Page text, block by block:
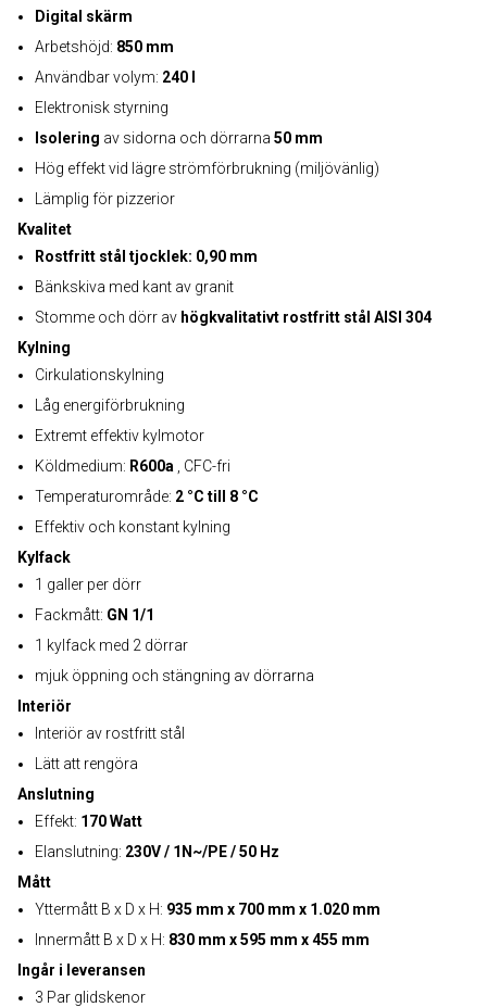
Digital skärm
Arbetshöjd: 850 mm
Användbar volym: 240 l
Elektronisk styrning
Isolering av sidorna och dörrarna 50 mm
Hög effekt vid lägre strömförbrukning (miljövänlig)
Lämplig för pizzerior
Kvalitet
Rostfritt stål tjocklek: 0,90 mm
Bänkskiva med kant av granit
Stomme och dörr av högkvalitativt rostfritt stål AISI 304
Kylning
Cirkulationskylning
Låg energiförbrukning
Extremt effektiv kylmotor
Köldmedium: R600a , CFC-fri
Temperaturområde: 2 °C till 8 °C
Effektiv och konstant kylning
Kylfack
1 galler per dörr
Fackmått: GN 1/1
1 kylfack med 2 dörrar
mjuk öppning och stängning av dörrarna
Interiör
Interiör av rostfritt stål
Lätt att rengöra
Anslutning
Effekt: 170 Watt
Elanslutning: 230V / 1N~/PE / 50 Hz
Mått
Yttermått B x D x H: 935 mm x 700 mm x 1.020 mm
Innermått B x D x H: 830 mm x 595 mm x 455 mm
Ingår i leveransen
3 Par glidskenor